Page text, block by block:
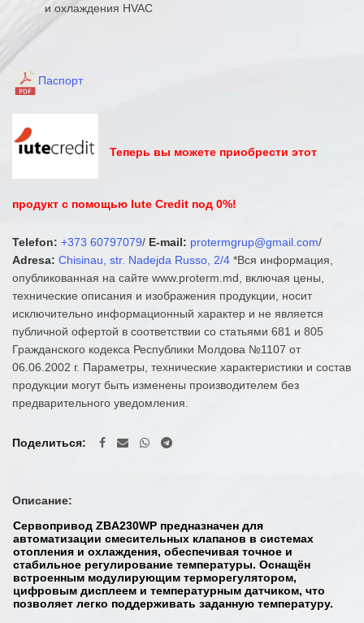
и охлаждения HVAC
Паспорт
Теперь вы можете приобрести этот
продукт с помощью Iute Credit под 0%!
Telefon: +373 60797079/ E-mail: protermgrup@gmail.com/
Adresa: Chisinau, str. Nadejda Russo, 2/4 *Вся информация,
опубликованная на сайте www.proterm.md, включая цены,
технические описания и изображения продукции, носит
исключительно информационный характер и не является
публичной офертой в соответствии со статьями 681 и 805
Гражданского кодекса Республики Молдова №1107 от
06.06.2002 г. Параметры, технические характеристики и состав
продукции могут быть изменены производителем без
предварительного уведомления.
Поделиться
Описание:
Сервопривод ZBA230WP предназначен для
автоматизации смесительных клапанов в системах
отопления и охлаждения, обеспечивая точное и
стабильное регулирование температуры. Оснащён
встроенным модулирующим терморегулятором,
цифровым дисплеем и температурным датчиком, что
позволяет легко поддерживать заданную температуру.